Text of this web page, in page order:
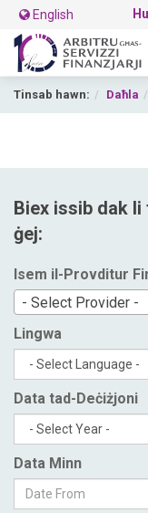
English
Tinsab hawn: Daħla
Biex issib dak li
ġej:
Isem il-Provditur
- Select Provider -
Lingwa
Data tad-Deċiżjoni
Data Minn